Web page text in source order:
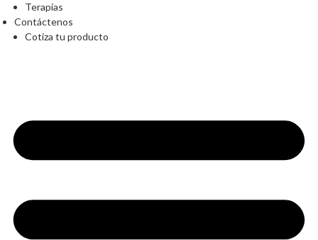
Terapias
Contáctenos
Cotiza tu producto